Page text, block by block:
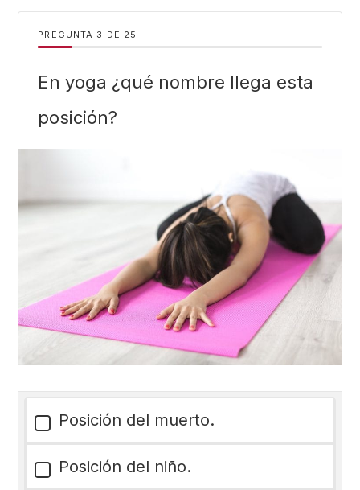
PREGUNTA DE 25
En yoga ¿qué nombre llega esta
posición?
Posición del muerto.
Posición del niño.